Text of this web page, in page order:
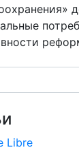
Libre